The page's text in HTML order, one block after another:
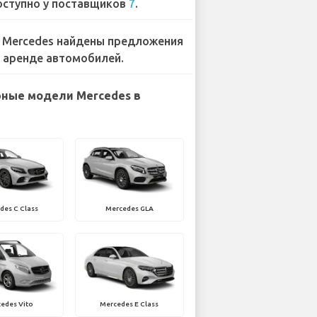
у поставщиков 7.
Mercedes найдены предложения
аренде автомобилей.
модели Mercedes в
C Class Mercedes GLA
Vito Mercedes E Class